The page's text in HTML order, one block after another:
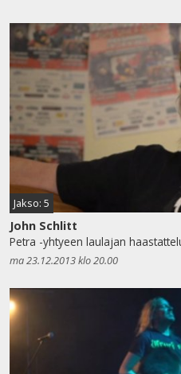
Jakso: 5
John Schlitt
Petra -yhtyeen laulajan
ma 23.12.2013 klo 20.00